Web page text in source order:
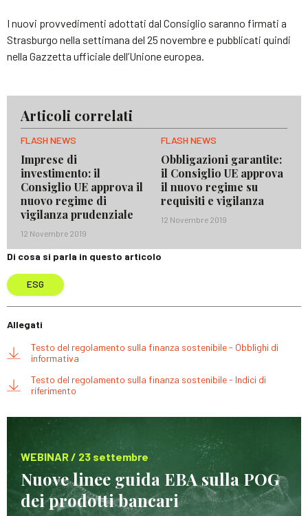
I nuovi provvedimenti adottati dal Consiglio saranno firmati a
Strasburgo nella settimana del 25 novembre e pubblicati quindi
nella Gazzetta ufficiale dell’Unione europea.
Articoli correlati
FLASH NEWS
Imprese di
investimento: il
Consiglio UE approva il
nuovo regime di
vigilanza prudenziale
12 Novembre 2019
FLASH NEWS
Obbligazioni garantite:
il Consiglio UE approva
il nuovo regime su
requisiti e vigilanza
12 Novembre 2019
Di cosa si parla in questo articolo
ESG
Allegati
Testo del regolamento sulla finanza sostenibile - Obblighi di
informativa
Testo del regolamento sulla finanza sostenibile - Indici di
riferimento
WEBINAR / 23 settembre
Nuove linee guida EBA sulla POG
dei prodotti bancari